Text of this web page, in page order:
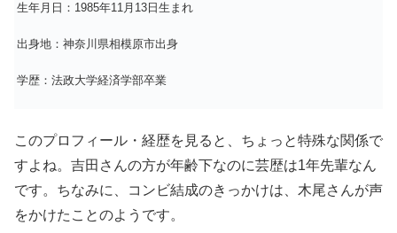
生年月日：1985年11月13日生まれ
出身地：神奈川県相模原市出身
学歴：法政大学経済学部卒業
このプロフィール・経歴を見ると、ちょっと特殊な関係で
すよね。吉田さんの方が年齢下なのに芸歴は1年先輩なん
です。ちなみに、コンビ結成のきっかけは、木尾さんが声
をかけたことのようです。